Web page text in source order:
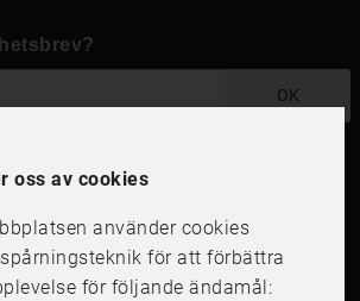
oss av cookies
använder cookies
för att förbättra
för följande ändamål:
OK